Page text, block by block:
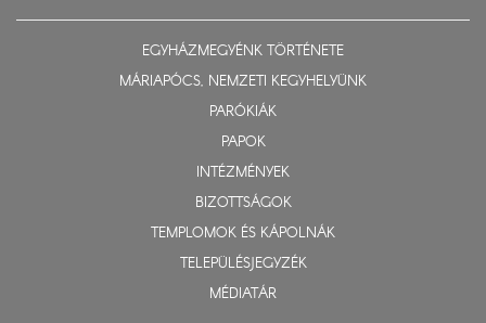
EGYHÁZMEGYÉNK TÖRTÉNETE
MÁRIAPÓCS, NEMZETI KEGYHELYÜNK
PARÓKIÁK
PAPOK
INTÉZMÉNYEK
BIZOTTSÁGOK
TEMPLOMOK ÉS KÁPOLNÁK
TELEPÜLÉSJEGYZÉK
MÉDIATÁR